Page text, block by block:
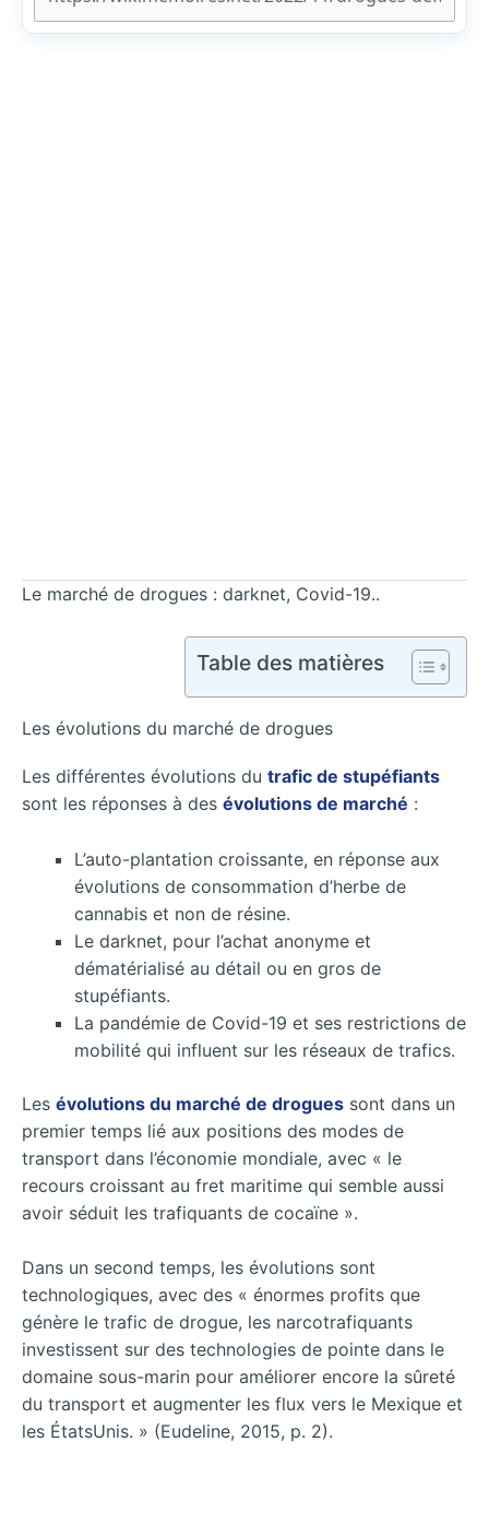
Le marché de drogues : darknet, Covid-19..
Table des matières
Les évolutions du marché de drogues
Les différentes évolutions du trafic de stupéfiants
sont les réponses à des évolutions de marché :
L’auto-plantation croissante, en réponse aux
évolutions de consommation d’herbe de
cannabis et non de résine.
Le darknet, pour l’achat anonyme et
dématérialisé au détail ou en gros de
stupéfiants.
La pandémie de Covid-19 et ses restrictions de
mobilité qui influent sur les réseaux de trafics.
Les évolutions du marché de drogues sont dans un
premier temps lié aux positions des modes de
transport dans l’économie mondiale, avec « le
recours croissant au fret maritime qui semble aussi
avoir séduit les trafiquants de cocaïne ».
Dans un second temps, les évolutions sont
technologiques, avec des « énormes profits que
génère le trafic de drogue, les narcotrafiquants
investissent sur des technologies de pointe dans le
domaine sous-marin pour améliorer encore la sûreté
du transport et augmenter les flux vers le Mexique et
les ÉtatsUnis. » (Eudeline, 2015, p. 2).